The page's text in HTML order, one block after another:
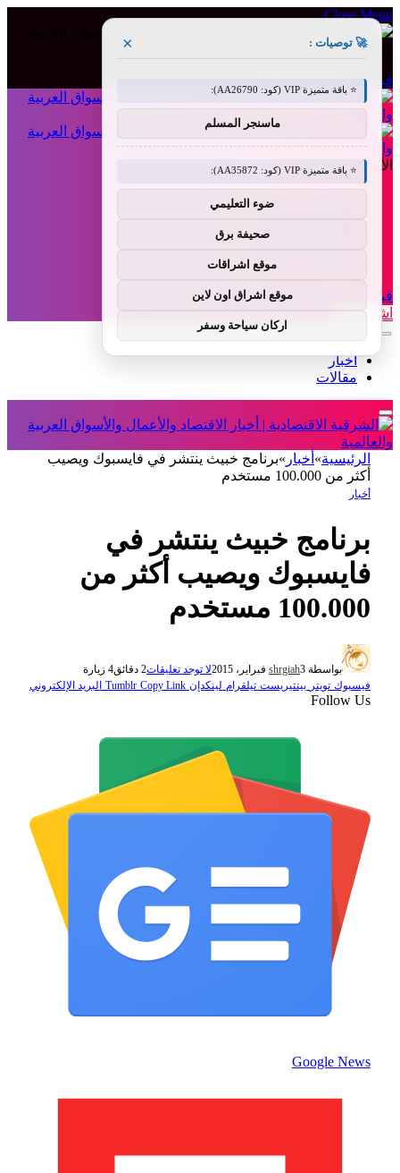
Close Menu
فيسبوك
الأحد, أغسطس 9
الشروط والأحكام
فيسبوك X (Twitter) الانستغرام
اشراق لنك
أخبار
مقالات
الرئيسية» أخبار »برنامج خبيث ينتشر في فايسبوك ويصيب
أكثر من 100.000 مستخدم
أخبار
برنامج خبيث ينتشر في
فايسبوك ويصيب أكثر من
100.000 مستخدم
بواسطة shrgiah3 فبراير، 2015 لا توجد تعليقات2 دقائق 4 زيارة
فيسبوك تويتر بينتيريست تيلقرام لينكدإن Tumblr Copy Link البريد الإلكتروني
Follow Us
Google News
🚀 توصيات : ×
⭐ باقة متميزة VIP (كود: AA26790):
ماسنجر المسلم
⭐ باقة متميزة VIP (كود: AA35872):
ضوء التعليمي
صحيفة برق
موقع اشراقات
موقع اشراق اون لاين
اركان سياحة وسفر